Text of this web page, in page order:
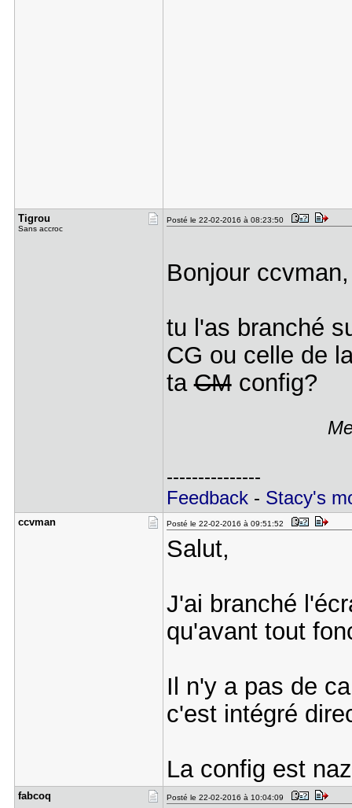
Tigrou
Sans accroc
Posté le 22-02-2016 à 08:23:50
Bonjour ccvman,
tu l'as branché
CG ou celle de
taCMconfig?
---------------
Feedback- Stacy's
ccvman Posté le 22-02-2016 à 09:51:52
Salut,
J'ai branché
qu'avant tout
Il n'y a pas de
c'est intégré
La config est
fabcoq Posté le 22-02-2016 à 10:04:09